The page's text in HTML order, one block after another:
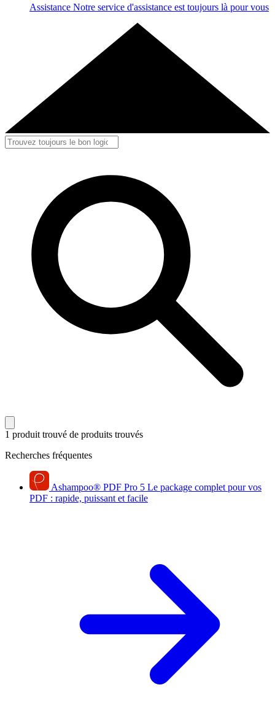
Assistance Notre service d'assistance est toujours là pour vous
1 produit trouvé de produits trouvés
Recherches fréquentes
Ashampoo® PDF Pro 5 Le package complet pour vos
PDF : rapide, puissant et facile